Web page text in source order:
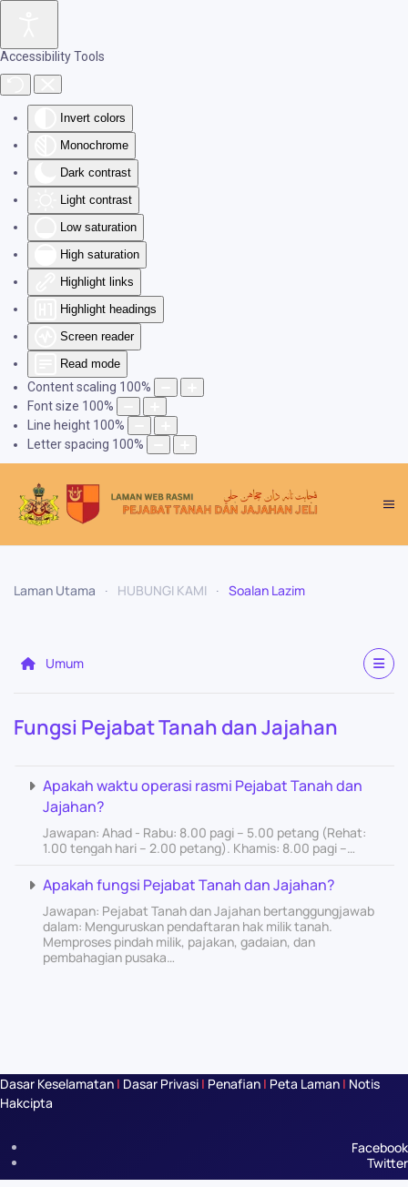
Accessibility Tools
Invert colors
Monochrome
Dark contrast
Light contrast
Low saturation
High saturation
Highlight links
Highlight headings
Screen reader
Read mode
Content scaling 100%
Font size 100%
Line height 100%
Letter spacing 100%
Skip to main content
Laman Utama HUBUNGI KAMI Soalan Lazim
Umum
Fungsi Pejabat Tanah dan Jajahan
Apakah waktu operasi rasmi Pejabat Tanah dan
Jajahan?
Jawapan: Ahad - Rabu: 8.00 pagi – 5.00 petang (Rehat:
1.00 tengah hari – 2.00 petang). Khamis: 8.00 pagi –…
Apakah fungsi Pejabat Tanah dan Jajahan?
Jawapan: Pejabat Tanah dan Jajahan bertanggungjawab
dalam: Menguruskan pendaftaran hak milik tanah.
Memproses pindah milik, pajakan, gadaian, dan
pembahagian pusaka…
Dasar Keselamatan | Dasar Privasi | Penafian | Peta Laman | Notis
Hakcipta
Facebook
Twitter